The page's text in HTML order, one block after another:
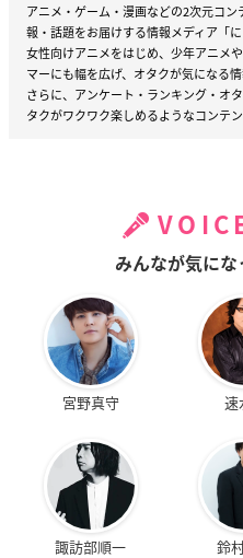
アニメ・ゲーム・漫画などの2次元コ
報・話題をお届けする情報メディア「に
女性向けアニメをはじめ、少年アニメ
マーにも幅を広げ、オタクが気になる
さらに、アンケート・ランキング・オ
タクがワクワク楽しめるようなコンテ
みんなが気にな
宮野真守 速
諏訪部順一 鈴